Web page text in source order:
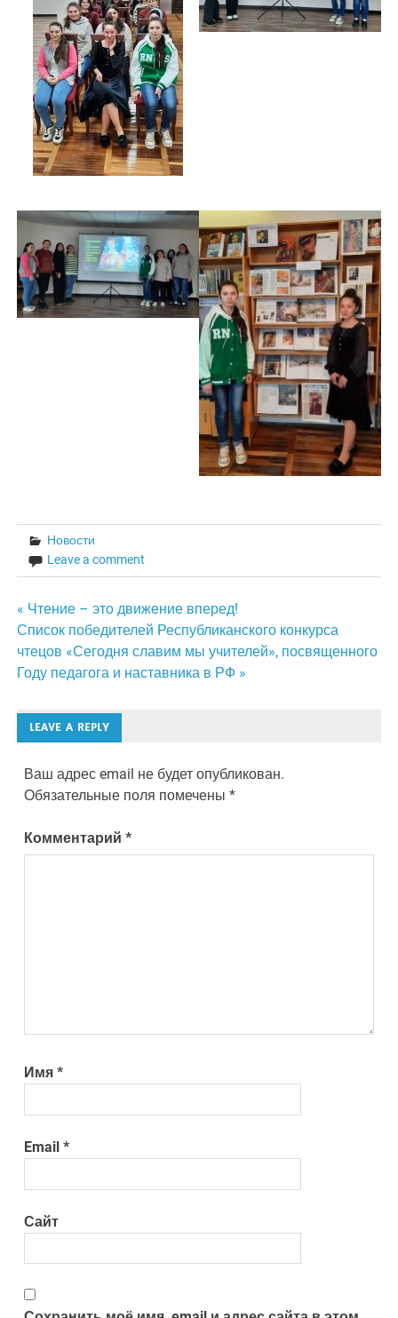
Новости
Leave a comment
Навигация
по
записям
« Чтение – это движение вперед!
Список победителей Республиканского конкурса
чтецов «Сегодня славим мы учителей», посвященного
Году педагога и наставника в РФ »
LEAVE A REPLY
Ваш адрес email не будет опубликован.
Обязательные поля помечены*
Комментарий*
Имя*
Email*
Сайт